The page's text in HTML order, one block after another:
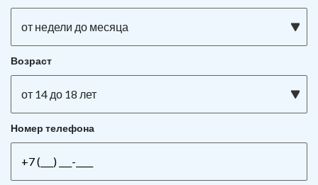
от недели до месяца
Возраст
от 14 до 18 лет
Номер телефона